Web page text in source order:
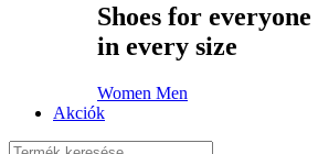
Shoes for everyone
in every size
Women Men
Akciók